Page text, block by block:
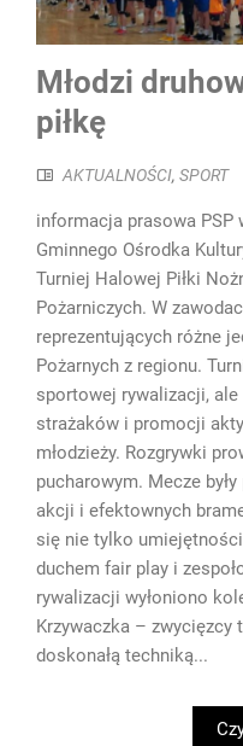
Młodzi
piłkę
AKTUALNOŚCI, SPORT
informacja prasowa PSP
Gminnego Ośrodka
Turniej Halowej Piłki
Pożarniczych. W
reprezentujących różne
Pożarnych z regionu.
sportowej rywalizacji,
strażaków i promocji
młodzieży. Rozgrywki
pucharowym. Mecze
akcji i efektownych
się nie tylko
duchem fair play i
rywalizacji wyłoniono
Krzywaczka – zwycięzcy
doskonałą techniką...